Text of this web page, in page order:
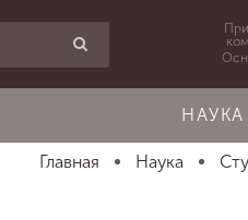
НАУКА
Главная Наука